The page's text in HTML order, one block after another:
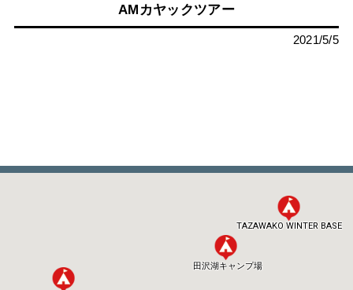
AMカヤックツアー
2021/5/5